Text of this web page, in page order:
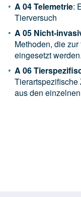
A 04 Telemetrie:
Tierversuch
A 05 Nicht-
Methoden, die
eingesetzt werden.
A 06
aus den